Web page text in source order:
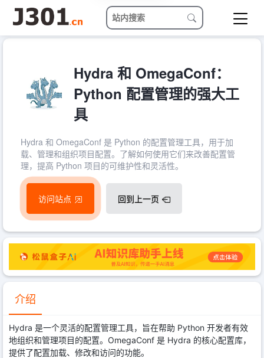
Hydra 和 OmegaConf：
Python 配置管理的强大工
具
Hydra 和 OmegaConf 是 Python 的配置管理工具，用于加
载、管理和组织项目配置。了解如何使用它们来改善配置管
理，提高 Python 项目的可维护性和灵活性。
访问站点 回到上一页
介绍
Hydra 是一个灵活的配置管理工具，旨在帮助 Python 开发者有效
地组织和管理项目的配置。OmegaConf 是 Hydra 的核心配置库，
提供了配置加载、修改和访问的功能。